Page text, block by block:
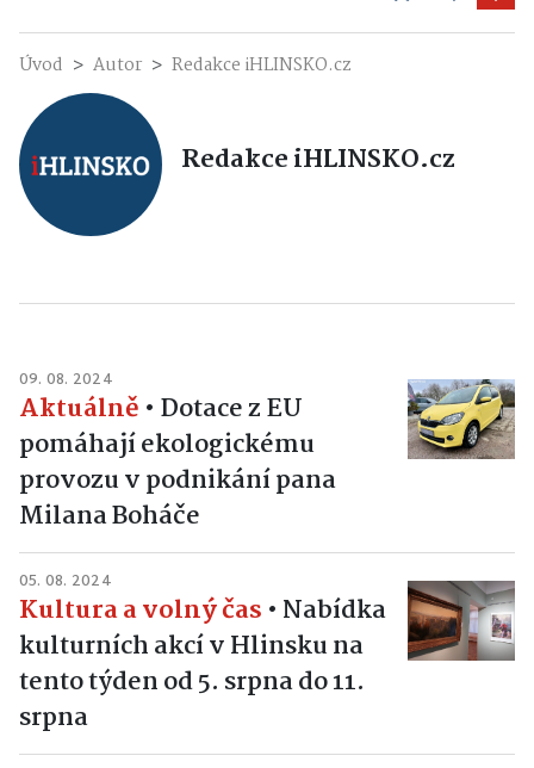
Úvod Autor Redakce iHLINSKO.cz
Redakce iHLINSKO.cz
09. 08. 2024
Aktuálně • Dotace z EU
pomáhají ekologickému
provozu v podnikání pana
Milana Boháče
05. 08. 2024
Kultura a volný čas • Nabídka
kulturních akcí v Hlinsku na
tento týden od 5. srpna do 11.
srpna